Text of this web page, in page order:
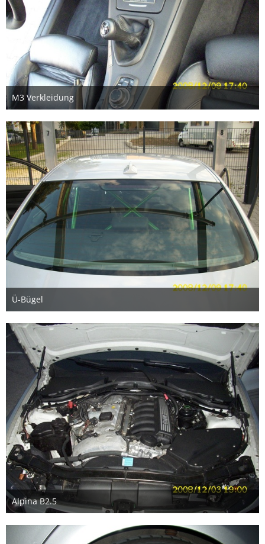
M3 Verkleidung
2. September 2018
Ü-Bügel
2. September 2018
Alpina B2.5
28. August 2018